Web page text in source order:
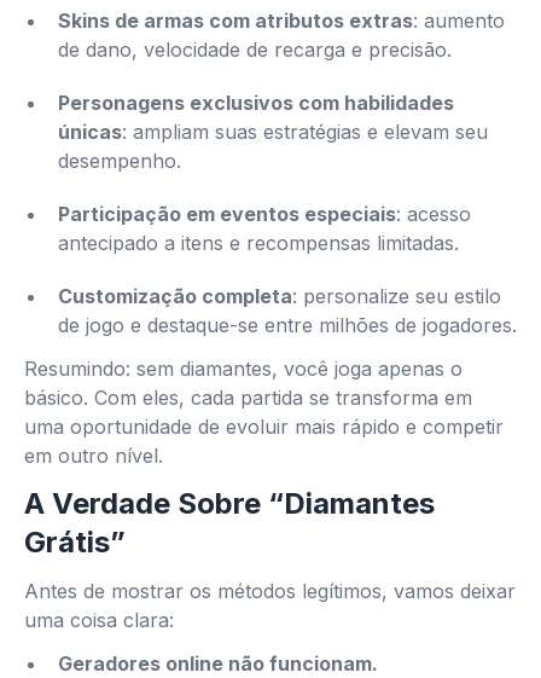
Skins de armas com atributos extras: aumento
de dano, velocidade de recarga e precisão.
Personagens exclusivos com habilidades
únicas: ampliam suas estratégias e elevam seu
desempenho.
Participação em eventos especiais: acesso
antecipado a itens e recompensas limitadas.
Customização completa: personalize seu estilo
de jogo e destaque-se entre milhões de jogadores.
Resumindo: sem diamantes, você joga apenas o
básico. Com eles, cada partida se transforma em
uma oportunidade de evoluir mais rápido e competir
em outro nível.
A Verdade Sobre “Diamantes
Grátis”
Antes de mostrar os métodos legítimos, vamos deixar
uma coisa clara:
Geradores online não funcionam.